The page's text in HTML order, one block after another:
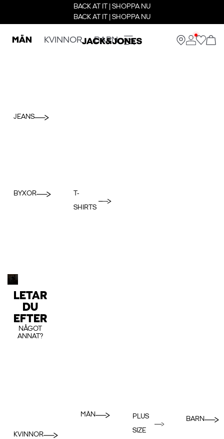
BACK AT IT | SHOPPA NU
BACK AT IT | SHOPPA NU
MÄN KVINNOR BARN
JEANS
BYXOR
T-
SHIRTS
LETAR
DU
EFTER
NÅGOT
ANNAT?
KVINNOR
MÄN
PLUS
SIZE
BARN